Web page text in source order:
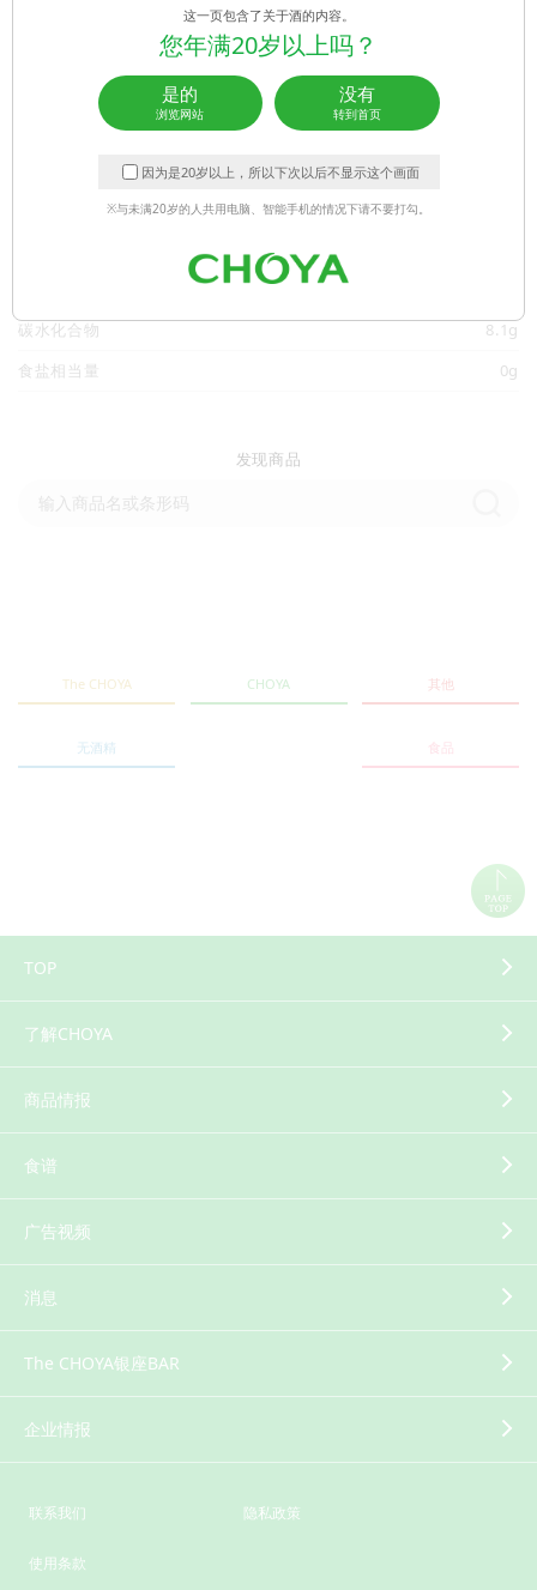
碳水化合物
8.1g
食盐相当量
0g
发现商品
The CHOYA CHOYA 其他
无酒精 食品
TOP
了解CHOYA
商品情报
食谱
广告视频
消息
The CHOYA银座BAR
企业情报
联系我们 隐私政策
使用条款
这一页包含了关于酒的内容。
您年满20岁以上吗？
是的
浏览网站
没有
转到首页
因为是20岁以上，所以下次以后不显示这个画面
※与未满20岁的人共用电脑、智能手机的情况下请不要打勾。